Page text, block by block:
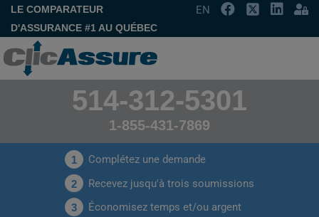
LE COMPARATEUR
D'ASSURANCE #1 AU QUÉBEC
EN
514-312-5301
1-855-431-7869
1 Complétez une demande
2 Recevez jusqu'à trois soumissions
3 Économisez temps et/ou argent